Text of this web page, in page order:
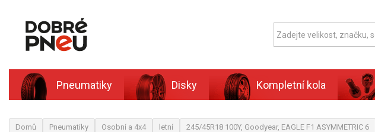
Pneumatiky Disky Kompletní kola
Domů Pneumatiky Osobní a 4x4 letní 245/45R18 100Y, Goodyear, EAGLE F1 ASYMMETRIC 6